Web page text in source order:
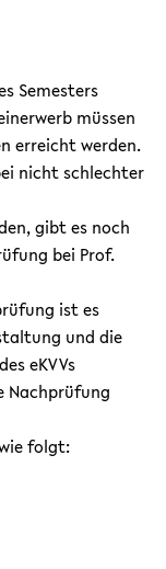
Semesters
müssen
erreicht werden.
nicht schlechter
gibt es noch
bei Prof.
ist es
und die
eKVVs
Nachprüfung
folgt: